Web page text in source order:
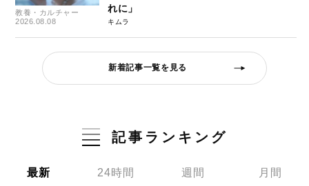
教養・カルチャー
2026.08.08
れに」
キムラ
新着記事一覧を見る
記事ランキング
最新 24時間 週間 月間